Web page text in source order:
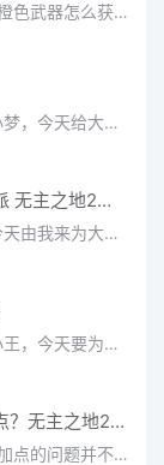
大家好，关于无主之地2橙色武器怎么获得很多朋友都还不太明白，今天小编就来为大家分享关于无主之地3橙色武器排
大家好，我是游戏博主小梦，今天给大家带来的是梦幻西游武器一览表。作为一款经典的国产MMORPG游戏，梦幻西游拥有
无主之地2机械术士流派 无主之地2机械术士加点
各位老铁们，大家好，今天由我来为大家分享无主之地2机械术士流派，以及无主之地2机械术士加点的相关问题知识，希望
大家好，我是游戏博主小王，今天要为大家介绍的是备受玩家关注的梦幻西游模拟器加点器。作为一款经典的仙侠类游
无主之地2机械术士加点？无主之地2机械术士加点顺序
其实无主之地2机械术士加点的问题并不复杂，但是又很多的朋友都不太了解无主之地2机械术士加点顺序，因此呢，今天